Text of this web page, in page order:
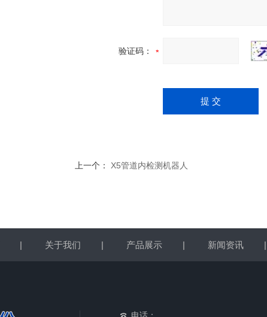
验证码：
上一个： X5管道内检测机器人
| 关于我们 | 产品展示 | 新闻资讯 |